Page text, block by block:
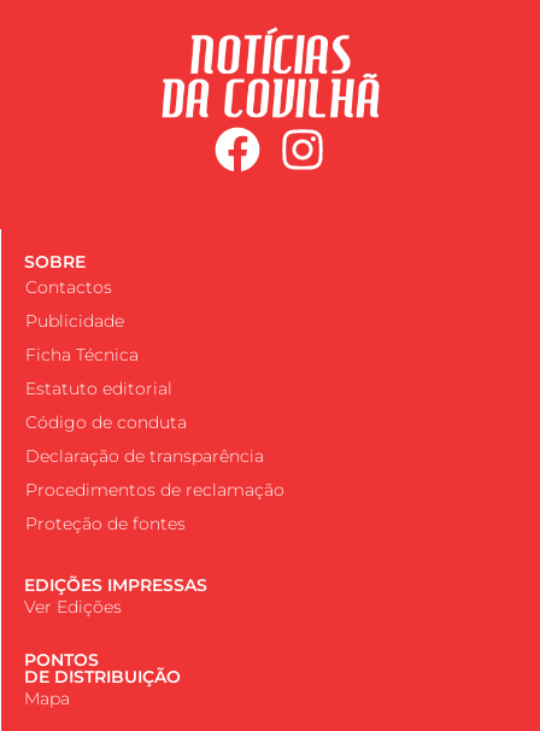
SOBRE
Contactos
Publicidade
Ficha Técnica
Estatuto editorial
Código de conduta
Declaração de transparência
Procedimentos de reclamação
Proteção de fontes
EDIÇÕES IMPRESSAS
Ver Edições
PONTOS
DE DISTRIBUIÇÃO
Mapa